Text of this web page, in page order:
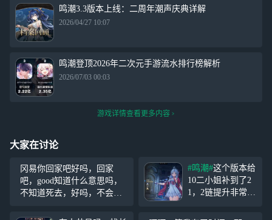
鸣潮3.3版本上线：二周年潮声庆典详解
2026/04/27 10:07
鸣潮登顶2026年二次元手游流水排行榜解析
2026/07/03 00:03
游戏详情查看更多内容
大家在讨论
冈易你回家吧好吗，回家
吧，good知道什么意思吗，
不知道死去，好吗，不会做
把云游戏做good一点好吗，
#鸣潮#这个版本给
10二小姐补到了2
1，2链提升非常
23万，21后尾枪能